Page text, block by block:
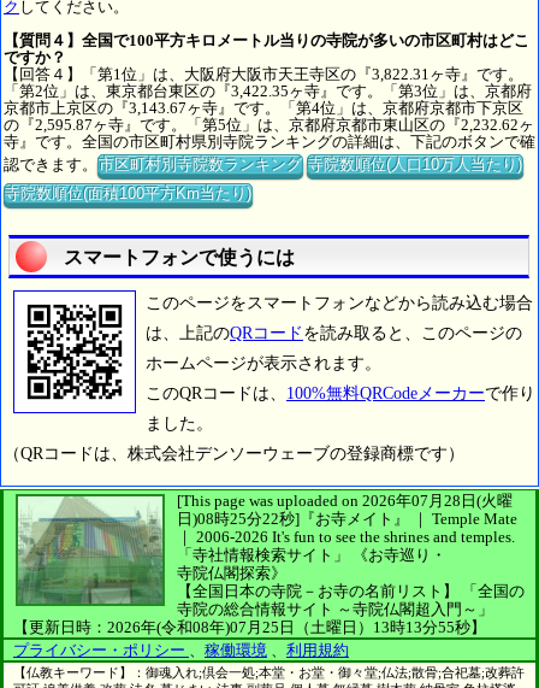
ク してください。
【質問４】全国で100平方キロメートル当りの寺院が多いの市区町村はどこ
ですか？
【回答４】「第1位」は、大阪府大阪市天王寺区の『3,822.31ヶ寺』です。
「第2位」は、東京都台東区の『3,422.35ヶ寺』です。「第3位」は、京都府
京都市上京区の『3,143.67ヶ寺』です。「第4位」は、京都府京都市下京区
の『2,595.87ヶ寺』です。「第5位」は、京都府京都市東山区の『2,232.62ヶ
寺』です。全国の市区町村県別寺院ランキングの詳細は、下記のボタンで確
認できます。市区町村別寺院数ランキング 寺院数順位(人口10万人当たり)
寺院数順位(面積100平方Km当たり)
スマートフォンで使うには
このページをスマートフォンなどから読み込む場合
は、上記のQRコード を読み取ると、このページの
ホームページが表示されます。
このQRコードは、 100%無料QRCodeメーカーで作り
ました。
（QRコードは、株式会社デンソーウェーブの登録商標です）
[This page was uploaded on 2026年07月28日(火曜
日)08時25分22秒] 『お寺メイト』 ｜ Temple Mate
｜ 2006-2026 It's fun to see the shrines and temples.
「寺社情報検索サイト」
《お寺巡り・
寺院仏閣探索》
【全国日本の寺院－お寺の名前リスト】
「全国の
寺院の総合情報サイト ～寺院仏閣超入門～」
【更新日時：2026年(令和08年)07月25日（土曜日）13時13分55秒】
プライバシー・ポリシー 、 稼働環境 、 利用規約
【仏教キーワード】：御魂入れ;倶会一処;本堂・お堂・御々堂;仏法;散骨;合祀墓;改葬許